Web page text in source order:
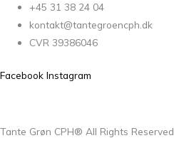
+45 31 38 24 04
kontakt@tantegroencph.dk
CVR 39386046
Facebook Instagram
Tante Grøn CPH® All Rights Reserved